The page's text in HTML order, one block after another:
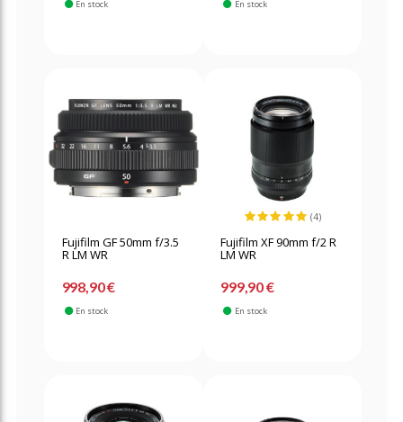
En stock En stock
Fujifilm GF 50mm f/3.5
R LM WR
998,90 €
En stock
(4)
Fujifilm XF 90mm f/2 R
LM WR
999,90 €
En stock